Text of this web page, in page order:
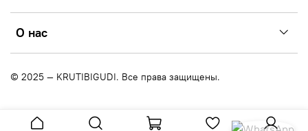
О нас
© 2025 — KRUTIBIGUDI. Все права защищены.